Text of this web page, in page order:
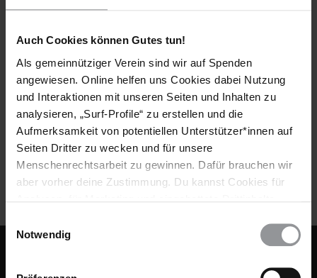
Auch Cookies können Gutes tun!
Als gemeinnütziger Verein sind wir auf Spenden
angewiesen. Online helfen uns Cookies dabei Nutzung
und Interaktionen mit unseren Seiten und Inhalten zu
analysieren, „Surf-Profile“ zu erstellen und die
Aufmerksamkeit von potentiellen Unterstützer*innen auf
Seiten Dritter zu wecken und für unsere
Menschenrechtsarbeit zu gewinnen. Dafür brauchen wir
aber vorher deine Zustimmung. Du kannst Cookies für
wieder ändern. Diesen Banner kannst Du über den Link
Notwendig
Frei nach fast 44 Jahren Isolationshaft
Im Februar 2016 kam der afroamerikanische Aktivist Albert
Woodfox nach mehr als vier Jahrzehnten in Isolationshaft frei.
Beim Briefamarthon 2015 hatte Amnesty weltweit mehr als
650.000 Appelle für ihn gesammelt.